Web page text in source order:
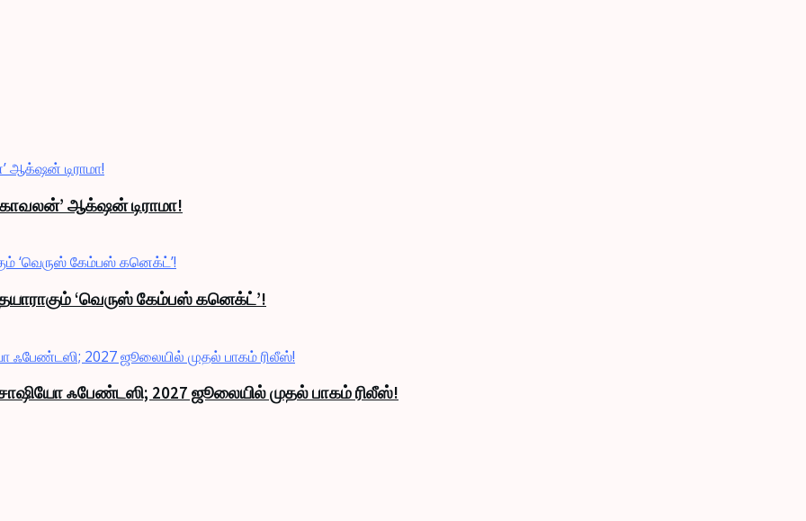
காவலன்’ ஆக்‌ஷன் டிராமா!
‘வெருஸ் கேம்பஸ் கனெக்ட்’!
ஃபேண்டஸி; 2027 ஜூலையில் முதல் பாகம் ரிலீஸ்!